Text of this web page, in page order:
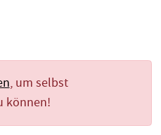
, um selbst
können!